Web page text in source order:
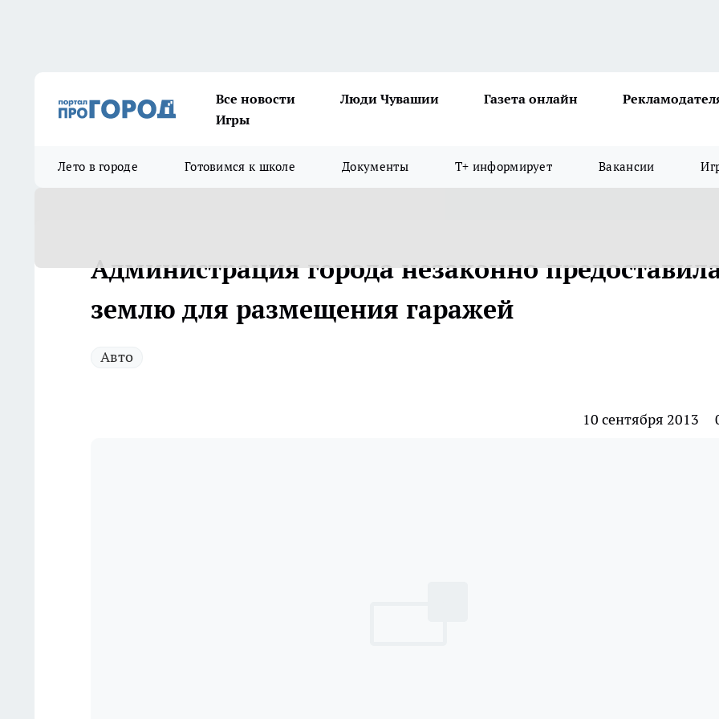
Все новости Люди Чувашии Газета онлайн
Игры
Лето в городе Готовимся к школе Документы Т+ информирует Вакансии
Администрация города незаконно
землю для размещения гаражей
Авто
10 сентября 2013